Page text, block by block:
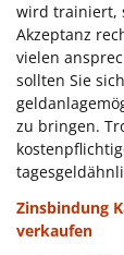
wird trainiert,
Akzeptanz
vielen
sollten Sie
zu bringen.
Zinsbindung
verkaufen